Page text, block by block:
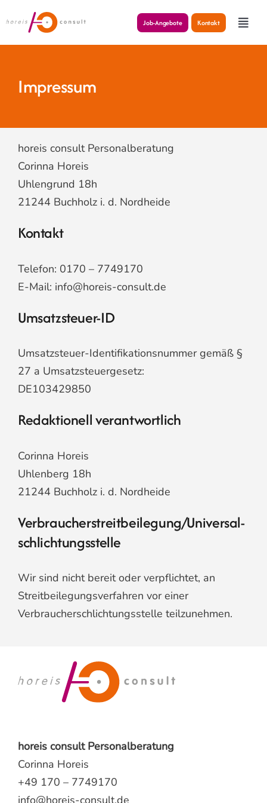
to
content
Job-Angebote Kontakt
Toggle
Recruiting
Interims-Management
Impressum
horeis consult Personalberatung
Corinna Horeis
Uhlengrund 18h
21244 Buchholz i. d. Nordheide
Kontakt
Telefon: 0170 – 7749170
E-Mail: info@horeis-consult.de
Umsatzsteuer-ID
Umsatzsteuer-Identifikationsnummer gemäß §
27 a Umsatzsteuergesetz:
DE103429850
Redaktionell verantwortlich
Corinna Horeis
Uhlenberg 18h
21244 Buchholz i. d. Nordheide
Verbraucher­streit­beilegung/Universal­
schlichtungs­stelle
Wir sind nicht bereit oder verpflichtet, an
Streitbeilegungsverfahren vor einer
Verbraucherschlichtungsstelle teilzunehmen.
horeis consult Personalberatung
Corinna Horeis
+49 170 – 7749170
info@horeis-consult.de